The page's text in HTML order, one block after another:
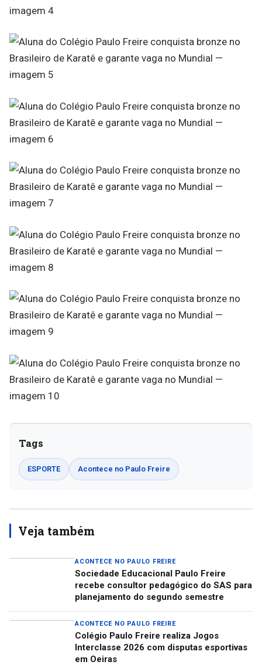
Tags
ESPORTE Acontece no Paulo Freire
Veja também
ACONTECE NO PAULO FREIRE
Sociedade Educacional Paulo Freire
recebe consultor pedagógico do SAS para
planejamento do segundo semestre
ACONTECE NO PAULO FREIRE
Colégio Paulo Freire realiza Jogos
Interclasse 2026 com disputas esportivas
em Oeiras